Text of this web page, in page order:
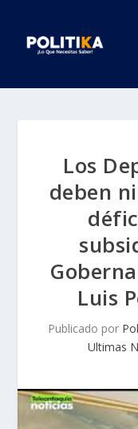
Los
deben
Luis
Publicado por
Ultimas